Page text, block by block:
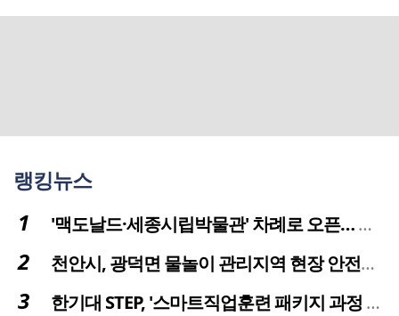
랭킹뉴스
'맥도날드·세종시립박물관' 차례로 오픈… 고운동 정주여건 좋아진다
천안시, 광덕면 물놀이 관리지역 현장 안전점검 실시
한기대 STEP, '스마트직업훈련 패키지 과정 3기' 모집